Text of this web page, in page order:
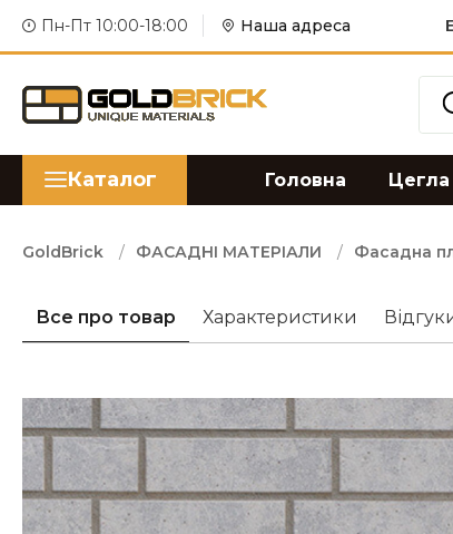
Пн-Пт 10:00-18:00 Наша адреса
Каталог Головна Цегла
GoldBrick ФАСАДНІ МАТЕРІАЛИ Фасадна
Все про товар Характеристики